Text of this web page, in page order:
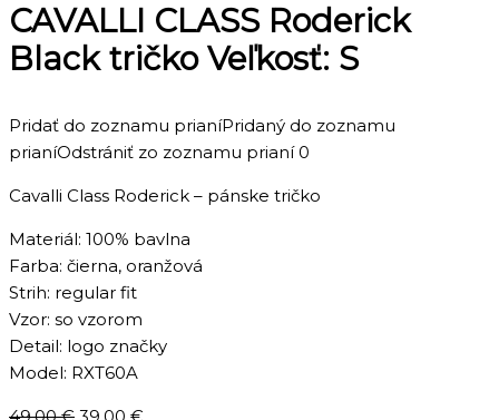
CAVALLI CLASS Roderick
Black tričko Veľkosť: S
Pridať do zoznamu prianíPridaný do zoznamu
prianíOdstrániť zo zoznamu prianí 0
Cavalli Class Roderick – pánske tričko
Materiál: 100% bavlna
Farba: čierna, oranžová
Strih: regular fit
Vzor: so vzorom
Detail: logo značky
Model: RXT60A
Pôvodná